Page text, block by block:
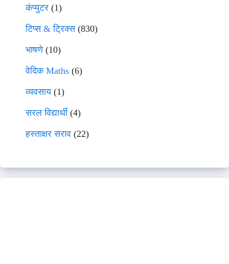
कंप्युटर (1)
टिप्स & ट्रिक्स(830)
भाषणे(10)
वेदिक Maths (6)
व्यवसाय(1)
सरल विद्यार्थी(4)
हस्ताक्षर सराव (22)